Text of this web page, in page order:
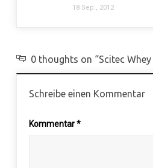
0 thoughts on “Scitec Whey
Schreibe einen Kommentar
Kommentar*